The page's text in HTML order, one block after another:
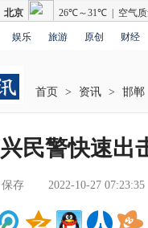
娱乐 旅游 原创 财经
首页 > 资讯 > 邯郸
民警快速出
存 2022-10-27 07:23:35